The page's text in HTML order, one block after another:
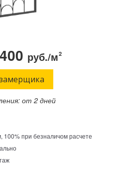
звонок
Круглосуточно!
руб./м2
от 2 дней
при безналичом расчете